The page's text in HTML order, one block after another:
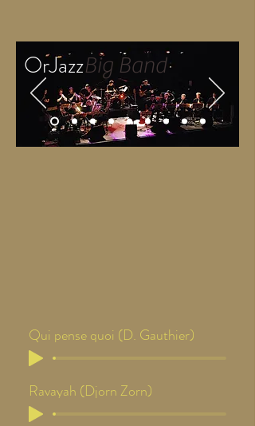
OrJazzBig Band
Qui pense quoi (D. Gauthier)
Ravayah (Djorn Zorn)